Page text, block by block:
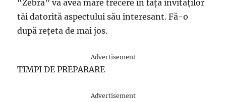
“Zebra” va avea mare trecere în fața invitaților
tăi datorită aspectului său interesant. Fă-o
după rețeta de mai jos.
Advertisement
TIMPI DE PREPARARE
Advertisement